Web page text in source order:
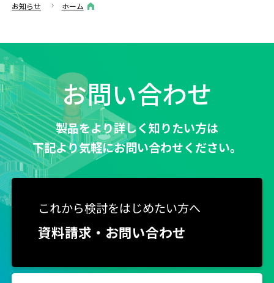
ホーム
お知らせ
お問い合わせ
製品をより詳しく知りたい方は
下記より気軽にお問い合わせください。
これから検討をはじめたい方へ
資料請求・お問い合わせ